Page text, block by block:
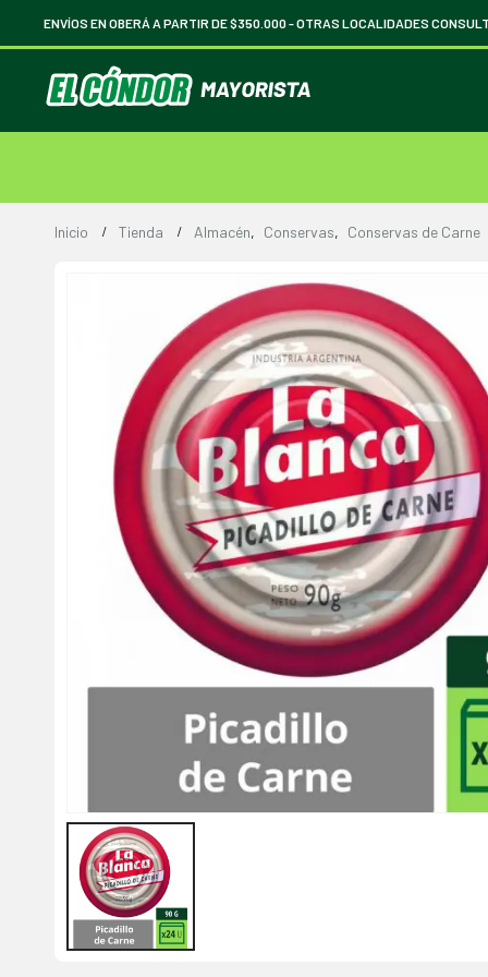
ENVÍOS EN OBERÁ A PARTIR DE $350.000 -OTRAS LOCALIDADES
Inicio Tienda Almacén, Conservas, Conservas de Carne